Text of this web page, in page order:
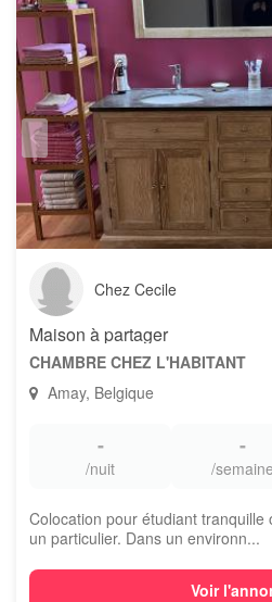
Chez Cecile
Maison à partager
CHAMBRE CHEZ L'HABITANT
Amay, Belgique
-
/nuit
-
/semaine
Colocation pour étudiant tranquille
un particulier. Dans un environn...
Voir